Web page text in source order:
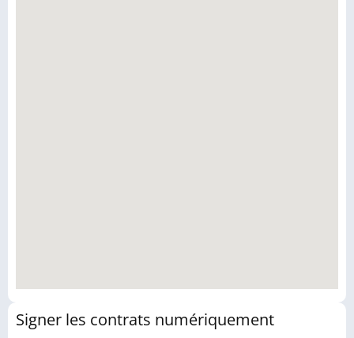
Signer les contrats numériquement